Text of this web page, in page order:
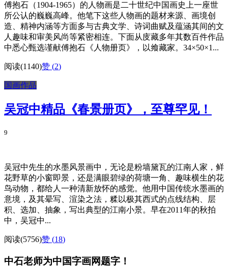
傅抱石（1904-1965）的人物画是二十世纪中国画史上一座世
所公认的巍巍高峰。他笔下这些人物画的题材来源、画境创
造、精神内涵等方面多与古典文学、诗词曲赋及蕴涵其间的文
人趣味和审美风尚等紧密相连。下面从庋藏多年其数百件作品
中悉心甄选谨献傅抱石《人物册页》，以飨藏家。34×50×1...
阅读(1140)赞 (2)
国画作品
吴冠中精品《春景册页》，至尊罕见！
9
吴冠中先生的水墨风景画中，无论是粉墙黛瓦的江南人家，鲜
花野草的小窗即景，还是满眼碧绿的荷塘一角、趣味横生的花
鸟动物，都给人一种清新放怀的感觉。他用中国传统水墨画的
意境，及其晕写、渲染之法，糅以极其西式的点线结构、层
积、选加、抽象，写出典型的江南小景。早在2011年的秋拍
中，吴冠中...
阅读(5756)赞 (18)
中石老师为中国字画网题字！